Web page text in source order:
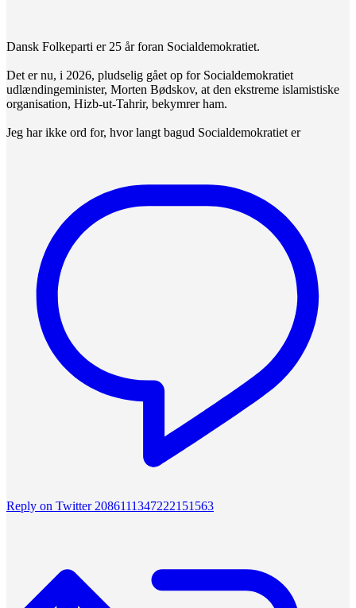
Dansk Folkeparti er 25 år foran Socialdemokratiet.
Det er nu, i 2026, pludselig gået op for Socialdemokratiet
udlændingeminister, Morten Bødskov, at den ekstreme islamistiske
organisation, Hizb-ut-Tahrir, bekymrer ham.
Jeg har ikke ord for, hvor langt bagud Socialdemokratiet er
Reply on Twitter 2086111347222151563